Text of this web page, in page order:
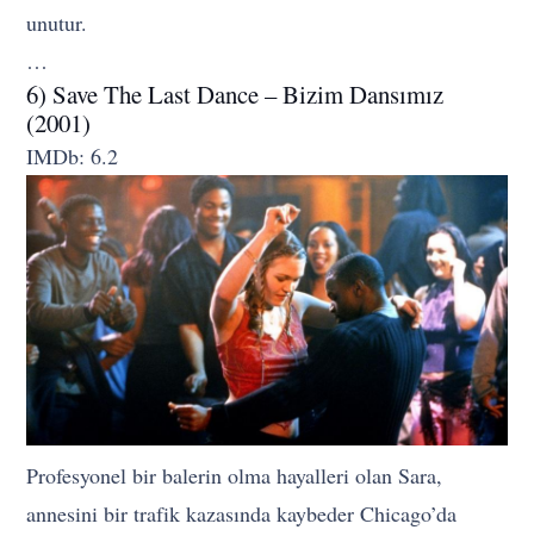
unutur.
…
6) Save The Last Dance – Bizim Dansımız
(2001)
IMDb: 6.2
Profesyonel bir balerin olma hayalleri olan Sara,
annesini bir trafik kazasında kaybeder Chicago’da